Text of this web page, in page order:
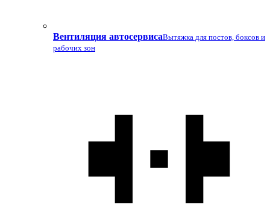
Вентиляция автосервисаВытяжка для постов, боксов и
рабочих зон